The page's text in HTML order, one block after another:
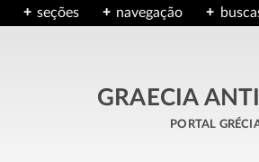
seções navegação
GRAECIA
portal